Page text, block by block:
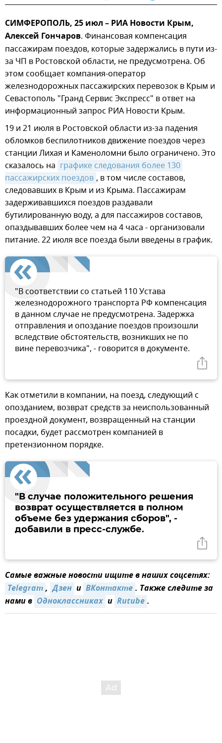
СИМФЕРОПОЛЬ, 25 июл – РИА Новости Крым,
Алексей Гончаров. Финансовая компенсация
пассажирам поездов, которые задержались в пути из-
за ЧП в Ростовской области, не предусмотрена. Об
этом сообщает компания-оператор
железнодорожных пассажирских перевозок в Крым и
Севастополь "Гранд Сервис Экспресс" в ответ на
информационный запрос РИА Новости Крым.
19 и 21 июля в Ростовской области из-за падения
обломков беспилотников движение поездов через
станции Лихая и Каменоломни было ограничено. Это
сказалось на графике следования более 130
пассажирских поездов , в том числе составов,
следовавших в Крым и из Крыма. Пассажирам
задерживавшихся поездов раздавали
бутилированную воду, а для пассажиров составов,
опаздывавших более чем на 4 часа - организовали
питание. 22 июля все поезда были введены в график.
"В соответствии со статьей 110 Устава
железнодорожного транспорта РФ компенсация
в данном случае не предусмотрена. Задержка
отправления и опоздание поездов произошли
вследствие обстоятельств, возникших не по
вине перевозчика", - говорится в документе.
Как отметили в компании, на поезд, следующий с
опозданием, возврат средств за неиспользованный
проездной документ, возвращенный на станции
посадки, будет рассмотрен компанией в
претензионном порядке.
"В случае положительного решения
возврат осуществляется в полном
объеме без удержания сборов", -
добавили в пресс-службе.
Самые важные новости ищите в наших соцсетях:
Telegram, Дзен и ВКонтакте. Также следите за
нами в Одноклассниках и Rutube.